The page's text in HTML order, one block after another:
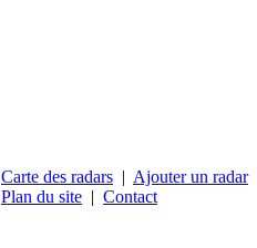
Carte des radars | Ajouter un radar
Plan du site | Contact